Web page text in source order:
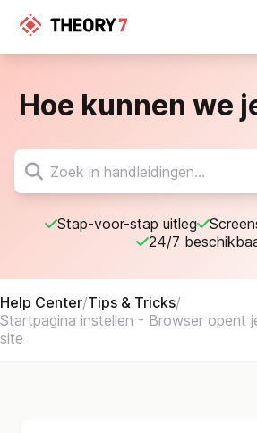
Hoe kunnen we
Stap-voor-stap uitleg
24/7
Help Center/Tips & Tricks/
Startpagina instellen - Browser opent
site